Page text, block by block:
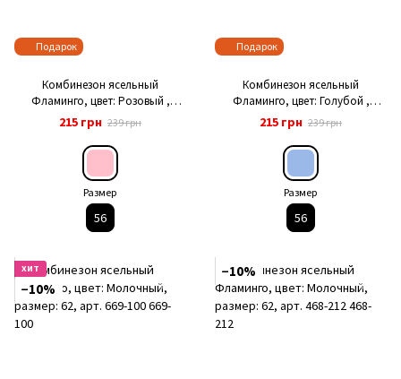
Подарок
Комбинезон ясельный
Фламинго, цвет: Розовый ,
размер: 56, арт. 541-446
215 грн 239 грн
Размер
56
Подарок
Комбинезон ясельный
Фламинго, цвет: Голубой ,
размер: 56, арт. 541-446
215 грн 239 грн
Размер
56
ХИТ
−10%
−10%